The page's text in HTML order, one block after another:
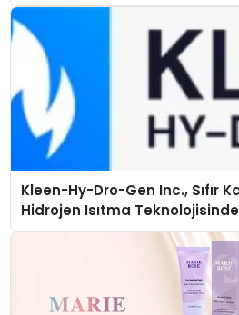
Kleen-Hy-Dro-Gen Inc., Sıfır
Hidrojen Isıtma Teknolojisinde
Düzenleyici Onaylarını Aldı